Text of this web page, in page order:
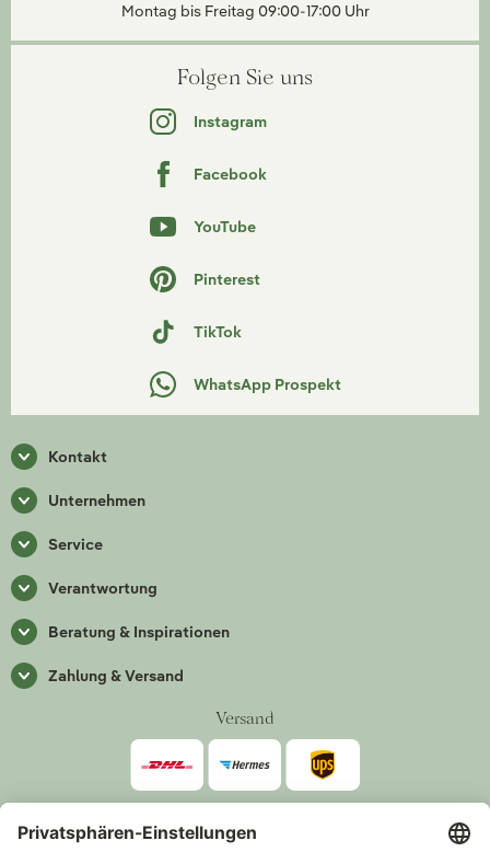
Montag bis Freitag 09:00-17:00 Uhr
Folgen Sie uns
Instagram
Facebook
YouTube
Pinterest
TikTok
WhatsApp Prospekt
Kontakt
Unternehmen
Service
Verantwortung
Beratung & Inspirationen
Zahlung & Versand
Versand
Zahlarten